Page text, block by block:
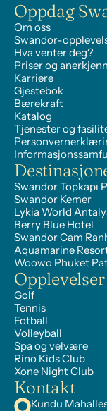
Oppdag
Om oss
Swandor-
Hva venter deg?
Priser og
Karriere
Gjestebok
Bærekraft
Katalog
Tjenester og
Swandor Topkapı
Swandor Kemer
Lykia World
Berry Blue Hotel
Swandor Cam
Aquamarine
Woowo Phuket
Opplevelser
Golf
Tennis
Fotball
Volleyball
Spa og velvære
Rino Kids Club
Xone Night Club
Kontakt
Kundu